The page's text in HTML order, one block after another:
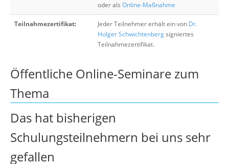
oder als Online-Maßnahme
Teilnahmezertifikat: Jeder Teilnehmer erhält ein von Dr.
Holger Schwichtenbergsigniertes
Teilnahmezertifikat.
Öffentliche Online-Seminare zum
Thema
Das hat bisherigen
Schulungsteilnehmern bei uns sehr
gefallen